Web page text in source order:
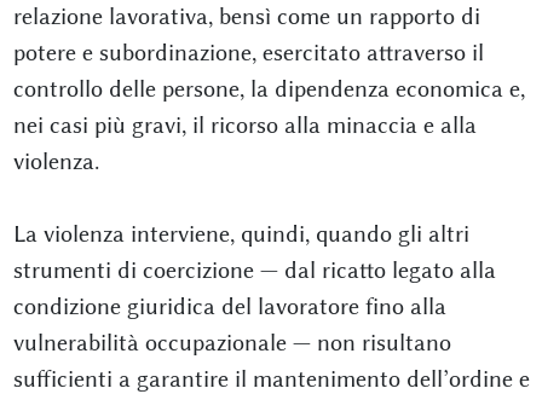
relazione lavorativa, bensì come un rapporto di
potere e subordinazione, esercitato attraverso il
controllo delle persone, la dipendenza economica e,
nei casi più gravi, il ricorso alla minaccia e alla
violenza.
La violenza interviene, quindi, quando gli altri
strumenti di coercizione — dal ricatto legato alla
condizione giuridica del lavoratore fino alla
vulnerabilità occupazionale — non risultano
sufficienti a garantire il mantenimento dell’ordine e